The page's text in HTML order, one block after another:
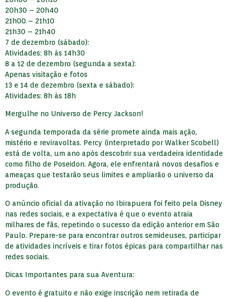
20h30 – 20h40
21h00 – 21h10
21h30 – 21h40
7 de dezembro (sábado):
Atividades: 8h às 14h30
8 a 12 de dezembro (segunda a sexta):
Apenas visitação e fotos
13 e 14 de dezembro (sexta e sábado):
Atividades: 8h às 18h
Mergulhe no Universo de Percy Jackson!
A segunda temporada da série promete ainda mais ação,
mistério e reviravoltas. Percy (interpretado por Walker Scobell)
está de volta, um ano após descobrir sua verdadeira identidade
como filho de Poseidon. Agora, ele enfrentará novos desafios e
ameaças que testarão seus limites e ampliarão o universo da
produção.
O anúncio oficial da ativação no Ibirapuera foi feito pela Disney
nas redes sociais, e a expectativa é que o evento atraia
milhares de fãs, repetindo o sucesso da edição anterior em São
Paulo. Prepare-se para encontrar outros semideuses, participar
de atividades incríveis e tirar fotos épicas para compartilhar nas
redes sociais.
Dicas Importantes para sua Aventura:
O evento é gratuito e não exige inscrição nem retirada de